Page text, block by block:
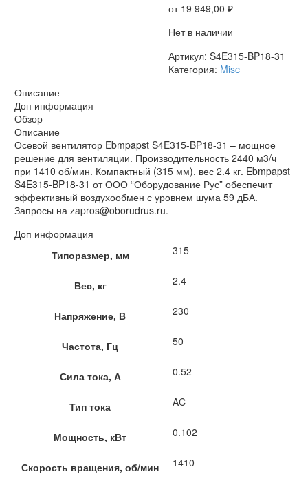
от 19 949,00 ₽
Нет в наличии
Артикул: S4E315-BP18-31
Категория: Misc
Описание
Доп информация
Обзор
Описание
Осевой вентилятор Ebmpapst S4E315-BP18-31 – мощное
решение для вентиляции. Производительность 2440 м3/ч
при 1410 об/мин. Компактный (315 мм), вес 2.4 кг. Ebmpapst
S4E315-BP18-31 от ООО “Оборудование Рус” обеспечит
эффективный воздухообмен с уровнем шума 59 дБА.
Запросы на zapros@oborudrus.ru.
Доп информация
Типоразмер, мм
315
Вес, кг 2.4
Напряжение, В 230
Частота, Гц 50
Сила тока, А 0.52
Тип тока AC
Мощность, кВт 0.102
Скорость вращения, об/мин 1410